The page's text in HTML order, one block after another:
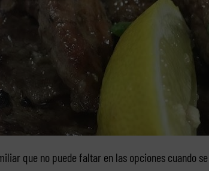
que no puede faltar en las opciones cuando